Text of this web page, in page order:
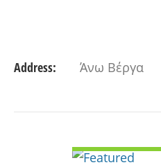
Address: Άνω Βέργα